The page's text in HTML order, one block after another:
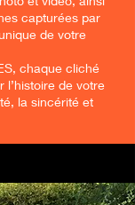
capturées par
de votre
chaque cliché
l’histoire de votre
la sincérité et